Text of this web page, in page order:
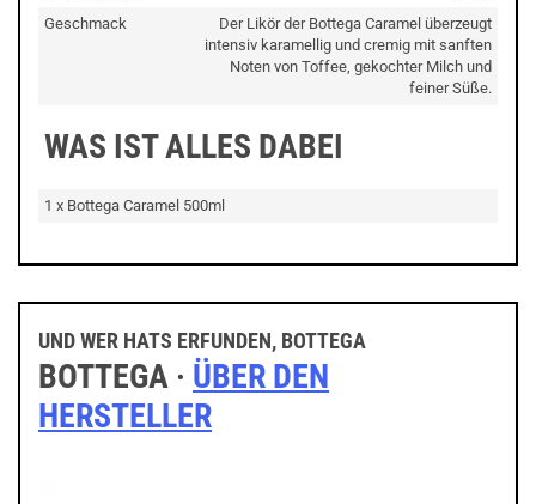
Geschmack
Der Likör der Bottega Caramel überzeugt
intensiv karamellig und cremig mit sanften
Noten von Toffee, gekochter Milch und
feiner Süße.
WAS IST ALLES DABEI
1 x Bottega Caramel 500ml
UND WER HATS ERFUNDEN, BOTTEGA
BOTTEGA · ÜBER DEN
HERSTELLER